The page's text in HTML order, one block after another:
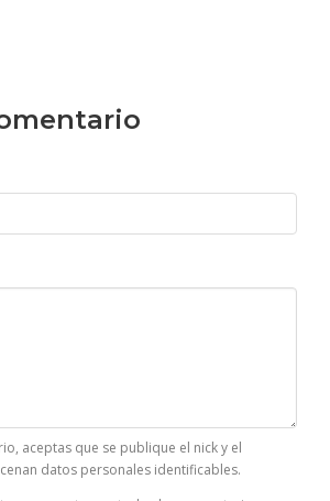
aceptas que se publique el nick y el
datos personales identificables.